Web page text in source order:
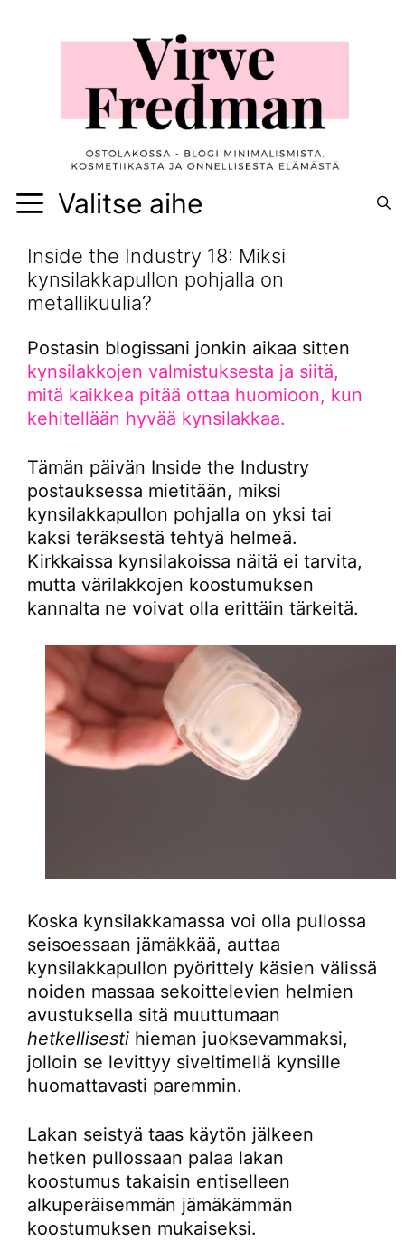
Valitse aihe
Inside the Industry 18: Miksi
kynsilakkapullon pohjalla on
metallikuulia?
Postasin blogissani jonkin aikaa sitten
kynsilakkojen valmistuksesta ja siitä,
mitä kaikkea pitää ottaa huomioon, kun
kehitellään hyvää kynsilakkaa.
Tämän päivän Inside the Industry
postauksessa mietitään, miksi
kynsilakkapullon pohjalla on yksi tai
kaksi teräksestä tehtyä helmeä.
Kirkkaissa kynsilakoissa näitä ei tarvita,
mutta värilakkojen koostumuksen
kannalta ne voivat olla erittäin tärkeitä.
Koska kynsilakkamassa voi olla pullossa
seisoessaan jämäkkää, auttaa
kynsilakkapullon pyörittely käsien välissä
noiden massaa sekoittelevien helmien
avustuksella sitä muuttumaan
hetkellisesti hieman juoksevammaksi,
jolloin se levittyy siveltimellä kynsille
huomattavasti paremmin.
Lakan seistyä taas käytön jälkeen
hetken pullossaan palaa lakan
koostumus takaisin entiselleen
alkuperäisemmän jämäkämmän
koostumuksen mukaiseksi.